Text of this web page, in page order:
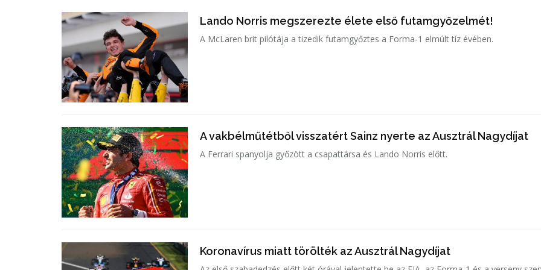
Lando Norris megszerezte élete első futamgyőzelmét!
A McLaren brit pilótája a tizedik futamgyőztes a Forma-1 elmúlt tíz évében.
A vakbélműtétből visszatért Sainz nyerte az Ausztrál Nagydíjat
A Ferrari spanyolja győzött a csapattársa és Lando Norris előtt.
Koronavírus miatt törölték az Ausztrál Nagydíjat